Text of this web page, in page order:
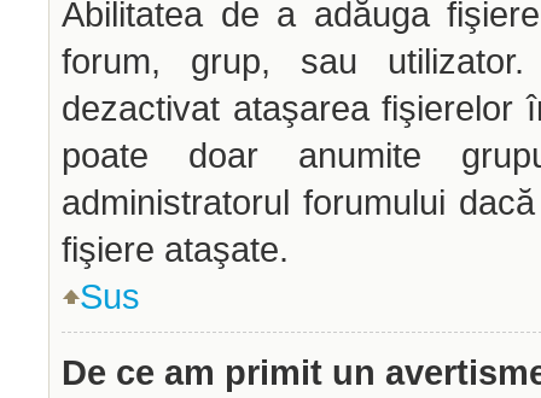
Abilitatea de a adăuga
forum, grup, sau
dezactivat ataşarea
poate doar anumite
administratorul forumului
fişiere ataşate.
Sus
De ce am primit un